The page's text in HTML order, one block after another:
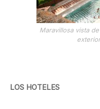
Maravillosa vista
LOS HOTELES